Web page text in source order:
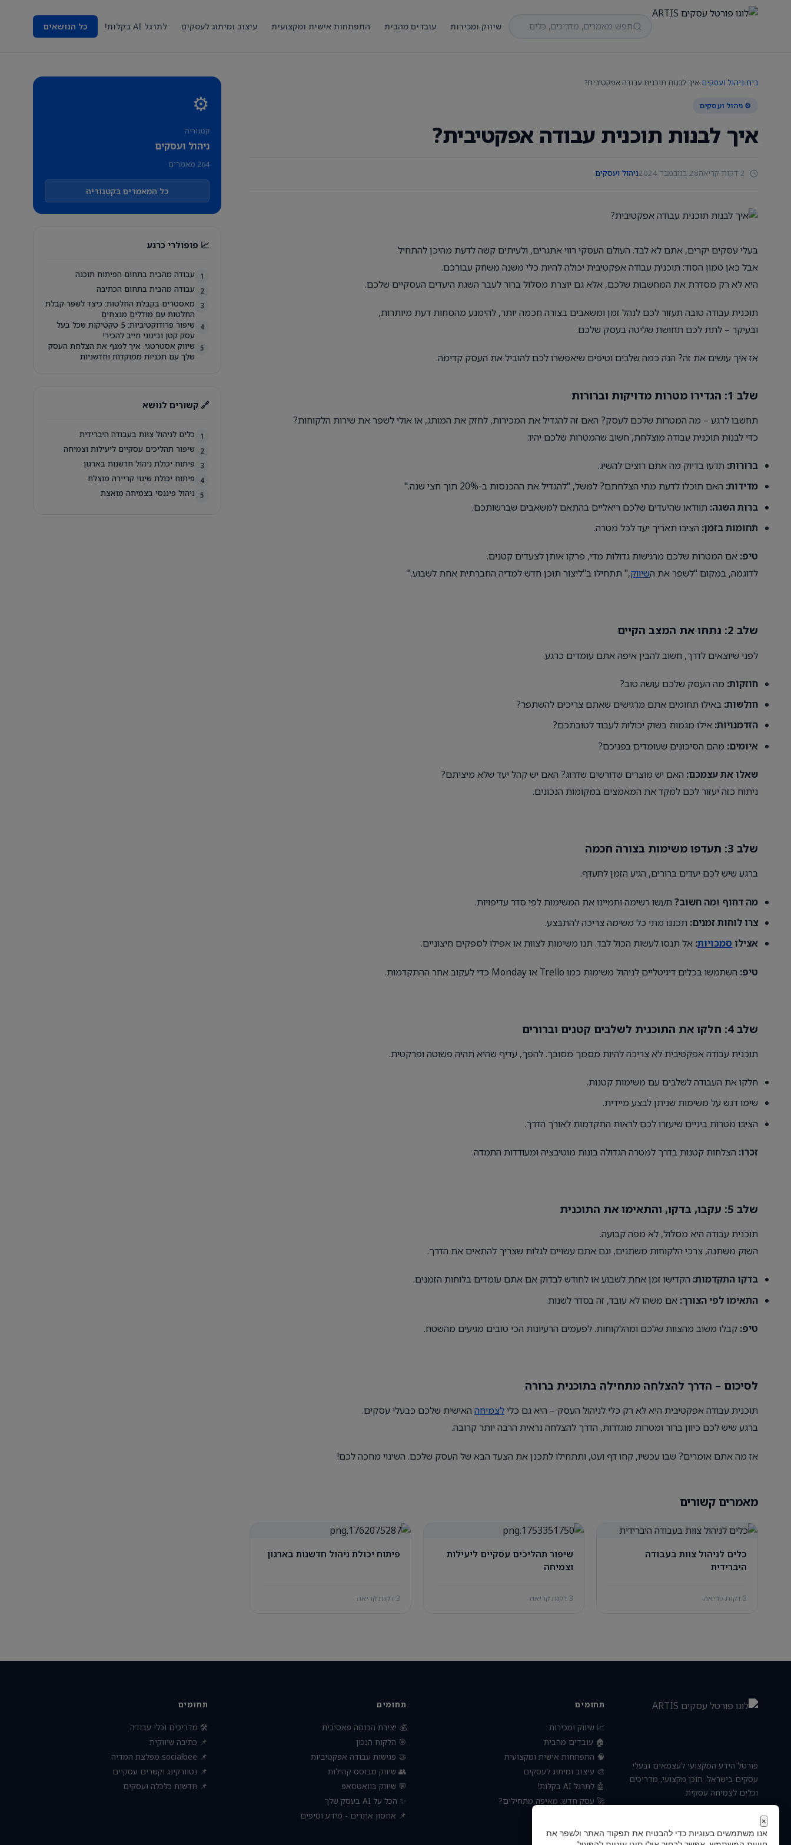
שיווק ומכירות עובדים מהבית התפתחות אישית ומקצועית עיצוב ומיתוג לעסקים לתרגל AI בקלות! כל הנושאים
בית›ניהול ועסקים›איך לבנות תוכנית עבודה אפקטיבית?
⚙️ ניהול ועסקים
איך לבנות תוכנית עבודה אפקטיבית?
28 בנובמבר 2024 ניהול ועסקים
בעלי עסקים יקרים, אתם לא לבד. העולם העסקי רווי אתגרים, ולעיתים קשה לדעת מהיכן להתחיל.
אבל כאן טמון הסוד: תוכנית עבודה אפקטיבית יכולה להיות כלי משנה משחק עבורכם.
היא לא רק מסדרת את המחשבות שלכם, אלא גם יוצרת מסלול ברור לעבר השגת היעדים העסקיים שלכם.
תוכנית עבודה טובה תעזור לכם לנהל זמן ומשאבים בצורה חכמה יותר, להימנע מהסחות דעת מיותרות,
ובעיקר – לתת לכם תחושת שליטה בעסק שלכם.
אז איך עושים את זה? הנה כמה שלבים וטיפים שיאפשרו לכם להוביל את העסק קדימה.
שלב 1: הגדירו מטרות מדויקות וברורות
תחשבו לרגע – מה המטרות שלכם לעסק? האם זה להגדיל את המכירות, לחזק את המותג, או אולי לשפר את שירות הלקוחות?
כדי לבנות תוכנית עבודה מוצלחת, חשוב שהמטרות שלכם יהיו:
ברורות: תדעו בדיוק מה אתם רוצים להשיג.
מדידות: האם תוכלו לדעת מתי הצלחתם? למשל, "להגדיל את ההכנסות ב-20% תוך חצי שנה."
ברות השגה: תוודאו שהיעדים שלכם ריאליים בהתאם למשאבים שברשותכם.
תחומות בזמן: הציבו תאריך יעד לכל מטרה.
טיפ: אם המטרות שלכם מרגישות גדולות מדי, פרקו אותן לצעדים קטנים.
לדוגמה, במקום "לשפר את השיווק," תתחילו ב"ליצור תוכן חדש למדיה החברתית אחת לשבוע."
שלב 2: נתחו את המצב הקיים
לפני שיוצאים לדרך, חשוב להבין איפה אתם עומדים כרגע.
חוזקות: מה העסק שלכם עושה טוב?
חולשות: באילו תחומים אתם מרגישים שאתם צריכים להשתפר?
הזדמנויות: אילו מגמות בשוק יכולות לעבוד לטובתכם?
איומים: מהם הסיכונים שעומדים בפניכם?
שאלו את עצמכם: האם יש מוצרים שדורשים שדרוג? האם יש קהל יעד שלא מיציתם?
ניתוח כזה יעזור לכם למקד את המאמצים במקומות הנכונים.
שלב 3: תעדפו משימות בצורה חכמה
ברגע שיש לכם יעדים ברורים, הגיע הזמן לתעדף.
מה דחוף ומה חשוב? תעשו רשימה ותמיינו את המשימות לפי סדר עדיפויות.
צרו לוחות זמנים: תכננו מתי כל משימה צריכה להתבצע.
אצילו סמכויות: אל תנסו לעשות הכול לבד. תנו משימות לצוות או אפילו לספקים חיצוניים.
טיפ: השתמשו בכלים דיגיטליים לניהול משימות כמו Trello או Monday כדי לעקוב אחר ההתקדמות.
שלב 4: חלקו את התוכנית לשלבים קטנים וברורים
תוכנית עבודה אפקטיבית לא צריכה להיות מסמך מסובך. להפך, עדיף שהיא תהיה פשוטה ופרקטית.
חלקו את העבודה לשלבים עם משימות קטנות.
שימו דגש על משימות שניתן לבצע מיידית.
הציבו מטרות ביניים שיעזרו לכם לראות התקדמות לאורך הדרך.
זכרו: הצלחות קטנות בדרך למטרה הגדולה בונות מוטיבציה ומעודדות התמדה.
שלב 5: עקבו, בדקו, והתאימו את התוכנית
תוכנית עבודה היא מסלול, לא מפה קבועה.
השוק משתנה, צרכי הלקוחות משתנים, וגם אתם עשויים לגלות שצריך להתאים את הדרך.
בדקו התקדמות: הקדישו זמן אחת לשבוע או לחודש לבדוק אם אתם עומדים בלוחות הזמנים.
התאימו לפי הצורך: אם משהו לא עובד, זה בסדר לשנות.
טיפ: קבלו משוב מהצוות שלכם ומהלקוחות. לפעמים הרעיונות הכי טובים מגיעים מהשטח.
לסיכום – הדרך להצלחה מתחילה בתוכנית ברורה
תוכנית עבודה אפקטיבית היא לא רק כלי לניהול העסק – היא גם כלילצמיחה האישית שלכם כבעלי עסקים.
ברגע שיש לכם כיוון ברור ומטרות מוגדרות, הדרך להצלחה נראית הרבה יותר קרובה.
אז מה אתם אומרים? שבו עכשיו, קחו דף ועט, ותתחילו לתכנן את הצעד הבא של העסק שלכם. השינוי מחכה לכם!
מאמרים קשורים
כלים לניהול צוות בעבודה
היברידית
3 דקות קריאה
שיפור תהליכים עסקיים ליעילות
וצמיחה
3 דקות קריאה
פיתוח יכולת ניהול חדשנות בארגון
3 דקות קריאה
⚙️
קטגוריה
ניהול ועסקים
264 מאמרים
כל המאמרים בקטגוריה
📈 פופולרי כרגע
1 עבודה מהבית בתחום הפיתוח תוכנה
2 עבודה מהבית בתחום הכתיבה
3
מאסטרים בקבלת החלטות: כיצד לשפר קבלת
החלטות עם מודלים מנצחים
4
שיפור פרודוקטיביות: 5 טקטיקות שכל בעל
עסק קטן ובינוני חייב להכיר!
5
שיווק אסטרטגי: איך למנף את הצלחת העסק
שלך עם תכניות ממוקדות וחדשניות
🔗 קשורים לנושא
1 כלים לניהול צוות בעבודה היברידית
2 שיפור תהליכים עסקיים ליעילות וצמיחה
3 פיתוח יכולת ניהול חדשנות בארגון
4 פיתוח יכולת שינוי קריירה מוצלח
5 ניהול פיננסי בצמיחה מואצת
פורטל הידע המקצועי לעצמאים ובעלי
עסקים בישראל. תוכן מקצועי, מדריכים
וכלים לצמיחה עסקית.
תחומים
📈 שיווק ומכירות
🏠 עובדים מהבית
🧠 התפתחות אישית ומקצועית
🎨 עיצוב ומיתוג לעסקים
🤖 לתרגל AI בקלות!
🚀 עסק חדש: מאיפה מתחילים?
תחומים
💰 יצירת הכנסה פאסיבית
🎯 הלקוח הנכון
🤝 פגישות עבודה אפקטיביות
👥 שיווק מבוסס קהילות
💬 שיווק בוואטסאפ
✨ הכל על AI בעסק שלך
📌 אחסון אתרים - מידע וטיפים
תחומים
🛠 מדריכים וכלי עבודה
📌 כתיבה שיווקית
📌 socialbee מפלצת המדיה
📌 נטוורקינג וקשרים עסקיים
📌 חדשות כלכלה ועסקים
×
אנו משתמשים בעוגיות כדי להבטיח את תפקוד האתר ולשפר את